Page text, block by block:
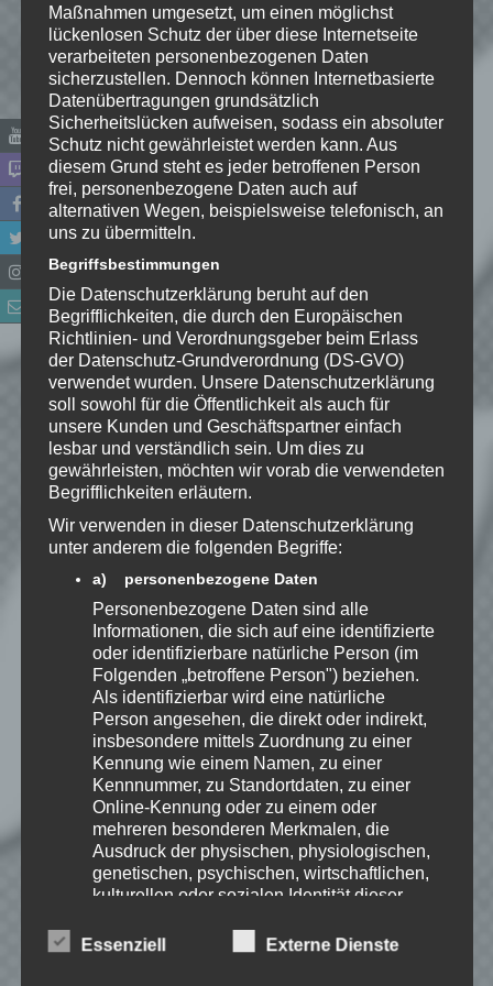
Name*
E-Mail-Adresse
Website
*Ich habe die
Datenschutzerklärungzur
Kenntnis genommen. Ich stimme
zu, dass meine Angaben dauerhaft
gespeichert werden.
Benachrichtige mich über
nachfolgende Kommentare via E-
Mail.
Benachrichtige mich über neue
Beiträge via E-Mail.
EmKa
Ich bin leidenschaftlicher
Gamer und schaue mir
eigentlich alles Neue an.
Jedes Spiel hat seine faire
Chance. Ich freue mich immer wenn ich
bringen kann.
Maßnahmen umgesetzt, um einen möglichst
lückenlosen Schutz der über diese Internetseite
verarbeiteten personenbezogenen Daten
sicherzustellen. Dennoch können Internetbasierte
Datenübertragungen grundsätzlich
Sicherheitslücken aufweisen, sodass ein absoluter
Schutz nicht gewährleistet werden kann. Aus
diesem Grund steht es jeder betroffenen Person
frei, personenbezogene Daten auch auf
alternativen Wegen, beispielsweise telefonisch, an
uns zu übermitteln.
Begriffsbestimmungen
Die Datenschutzerklärung beruht auf den
Begrifflichkeiten, die durch den Europäischen
Richtlinien- und Verordnungsgeber beim Erlass
der Datenschutz-Grundverordnung (DS-GVO)
verwendet wurden. Unsere Datenschutzerklärung
soll sowohl für die Öffentlichkeit als auch für
unsere Kunden und Geschäftspartner einfach
lesbar und verständlich sein. Um dies zu
gewährleisten, möchten wir vorab die verwendeten
Begrifflichkeiten erläutern.
Wir verwenden in dieser Datenschutzerklärung
unter anderem die folgenden Begriffe:
a) personenbezogene Daten
Personenbezogene Daten sind alle
Informationen, die sich auf eine identifizierte
oder identifizierbare natürliche Person (im
Folgenden „betroffene Person") beziehen.
Als identifizierbar wird eine natürliche
Person angesehen, die direkt oder indirekt,
insbesondere mittels Zuordnung zu einer
Kennung wie einem Namen, zu einer
Kennnummer, zu Standortdaten, zu einer
Online-Kennung oder zu einem oder
mehreren besonderen Merkmalen, die
Ausdruck der physischen, physiologischen,
genetischen, psychischen, wirtschaftlichen,
kulturellen oder sozialen Identität dieser
kann.
Essenziell Externe Dienste